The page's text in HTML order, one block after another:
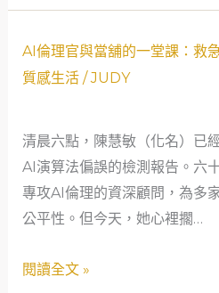
易
員
的
急
故
AI倫理官與當舖的一堂課：救
質感生活/JUDY
清晨六點，陳慧敏（化名）已
AI演算法偏誤的檢測報告。六
專攻AI倫理的資深顧問，為多
公平性。但今天，她心裡擱…
AI
倫
與
當
舖
的
堂
閱讀全文 »